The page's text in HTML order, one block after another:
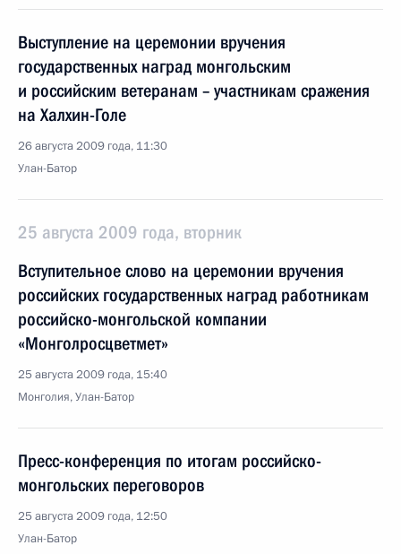
Выступление на церемонии вручения
государственных наград монгольским
и российским ветеранам – участникам сражения
на Халхин-Голе
26 августа 2009 года, 11:30
Улан-Батор
25 августа 2009 года, вторник
Вступительное слово на церемонии вручения
российских государственных наград работникам
российско-монгольской компании
«Монголросцветмет»
25 августа 2009 года, 15:40
Монголия, Улан-Батор
Пресс-конференция по итогам российско-
монгольских переговоров
25 августа 2009 года, 12:50
Улан-Батор